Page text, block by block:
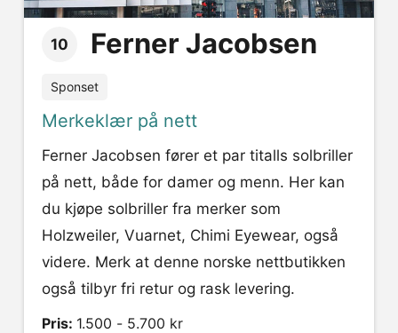
10 Ferner Jacobsen
Sponset
Merkeklær på nett
Ferner Jacobsen fører et par titalls solbriller
på nett, både for damer og menn. Her kan
du kjøpe solbriller fra merker som
Holzweiler, Vuarnet, Chimi Eyewear, også
videre. Merk at denne norske nettbutikken
også tilbyr fri retur og rask levering.
Pris: 1.500 - 5.700 kr